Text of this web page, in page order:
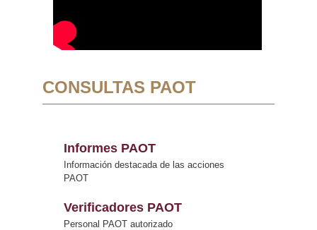
CONSULTAS PAOT
Informes PAOT
Información destacada de las acciones
PAOT
Verificadores PAOT
Personal PAOT autorizado